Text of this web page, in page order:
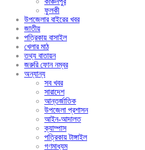
ফুলকী
উপজেলার বাইরের খবর
জাতীয়
পত্রিকায় বাসাইল
খেলার মাঠ
তথ্য বাতায়ন
জরুরি ফোন নম্বর
অন্যান্য
সব খবর
সারাদেশ
আন্তর্জাতিক
উপজেলা প্রশাসন
আইন-আদালত
ক্যাম্পাস
পত্রিকায় টাঙ্গাইল
গণমাধ্যম